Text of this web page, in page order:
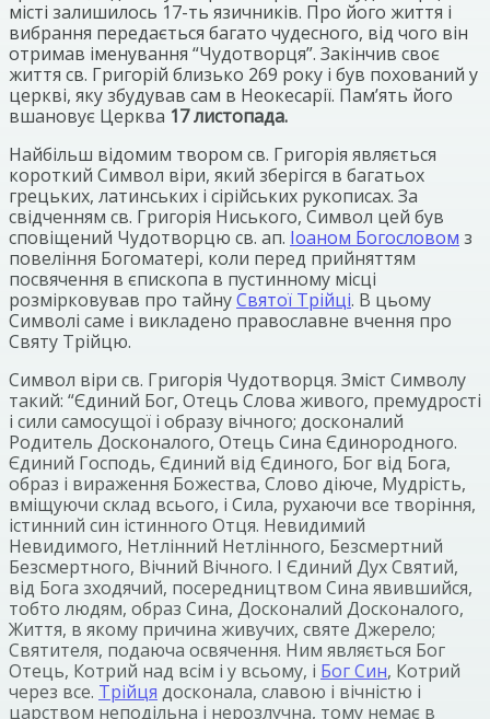
місті залишилось 17-ть язичників. Про його життя і
вибрання передається багато чудесного, від чого він
отримав іменування “Чудотворця”. Закінчив своє
життя св. Григорій близько 269 року і був похований у
церкві, яку збудував сам в Неокесарії. Пам’ять його
вшановує Церква 17 листопада.
Найбільш відомим твором св. Григорія являється
короткий Символ віри, який зберігся в багатьох
грецьких, латинських і сірійських рукописах. За
свідченням св. Григорія Ниського, Символ цей був
сповіщений Чудотворцю св. ап. Іоаном Богословом з
повеління Богоматері, коли перед прийняттям
посвячення в єпископа в пустинному місці
розмірковував про тайнуСвятої Трійці. В цьому
Символі саме і викладено православне вчення про
Святу Трійцю.
Символ віри св. Григорія Чудотворця. Зміст Символу
такий: “Єдиний Бог, Отець Слова живого, премудрості
і сили самосущої і образу вічного; досконалий
Родитель Досконалого, Отець Сина Єдинородного.
Єдиний Господь, Єдиний від Єдиного, Бог від Бога,
образ і вираження Божества, Слово діюче, Мудрість,
вміщуючи склад всього, і Сила, рухаючи все творіння,
істинний син істинного Отця. Невидимий
Невидимого, Нетлінний Нетлінного, Безсмертний
Безсмертного, Вічний Вічного. І Єдиний Дух Святий,
від Бога зходячий, посередництвом Сина явившийся,
тобто людям, образ Сина, Досконалий Досконалого,
Життя, в якому причина живучих, святе Джерело;
Святителя, подаюча освячення. Ним являється Бог
Отець, Котрий над всім і у всьому, і Бог Син, Котрий
через все. Трійця досконала, славою і вічністю і
царством неподільна і нерозлучна, тому немає в